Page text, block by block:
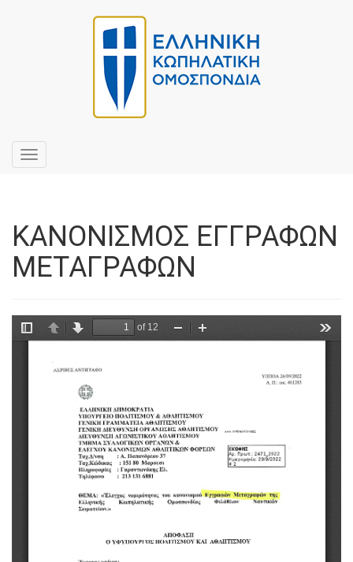
Toggle
navigation
ΚΑΝΟΝΙΣΜΟΣ ΕΓΓΡΑΦΩΝ
ΜΕΤΑΓΡΑΦΩΝ